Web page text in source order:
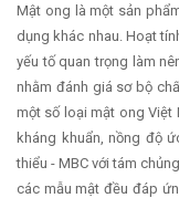
Mật ong là một sản
dụng khác nhau. Hoạt
yếu tố quan trọng làm
nhằm đánh giá sơ bộ
một số loại mật ong Việt
kháng khuẩn, nồng độ
thiểu - MBC với tám
các mẫu mật đều đáp